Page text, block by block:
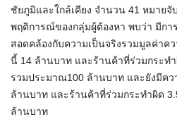
ชัยภูมิและใกล้เคียง จำนวน 41 หมายจั
พฤติการณ์ของกลุ่มผู้ต้องหา พบว่า มีกา
สอดคล้องกับความเป็นจริงรวมมูลค่าค
นี้ 14 ล้านบาท และร้านค้าที่ร่วมกระท
รวมประมาณ100 ล้านบาท และยังมีคว
ล้านบาท และร้านค้าที่ร่วมกระทำผิด
ล้านบาท